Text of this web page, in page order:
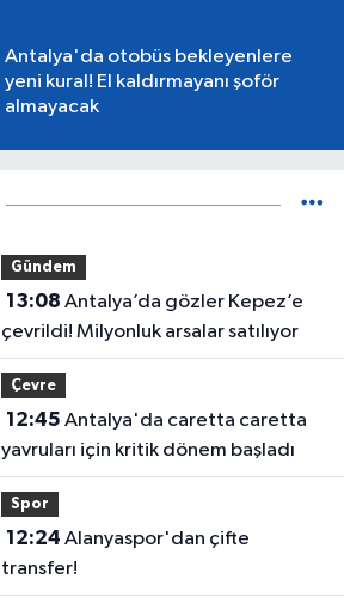
Antalya'da otobüs bekleyenlere
yeni kural! El kaldırmayanı şoför
almayacak
Gündem
13:08
çevrildi! Milyonluk arsalar satılıyor
Çevre
12:45
yavruları için kritik dönem başladı
Spor
12:24
transfer!